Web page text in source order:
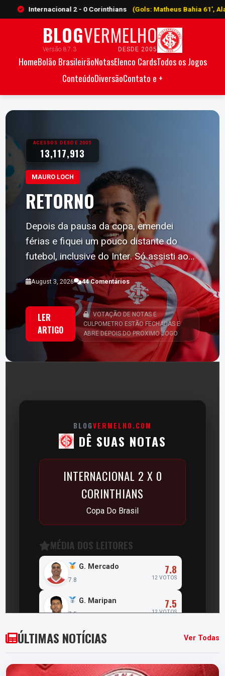
2 - 0 Corinthians (Gols: Matheus Bahia 61', Alan Patrick
BLOGVERMELHO
Versão 87.3 DESDE 2005
HomeBolão BrasileirãoNotasElenco CardsTodos os Jogos
ConteúdoDiversãoContato e +
ACESSOS DESDE 2005
13,117,913
MAURO LOCH
RETORNO
Depois da pausa da copa, emendei
férias e fiquei um pouco distante do
futebol, inclusive do Inter. Só assisti ao…
August 3, 2026 44 Comentários
LER
ARTIGO
VOTAÇÃO DE NOTAS E
CULPOMETRO ESTÃO FECHADAS E
ABRE DEPOIS DO PROXIMO JOGO
BLOGVERMELHO.COM
DÊ SUAS NOTAS
INTERNACIONAL 2 X 0
CORINTHIANS
Copa Do Brasil
MÉDIA DOS LEITORES
G. Mercado
7.8
7.8
12 VOTOS
G. Maripan
7.5
7.5
12 VOTOS
R. Villagra
Matheus Bahia 7.1
ÚLTIMAS NOTÍCIAS Ver Todas